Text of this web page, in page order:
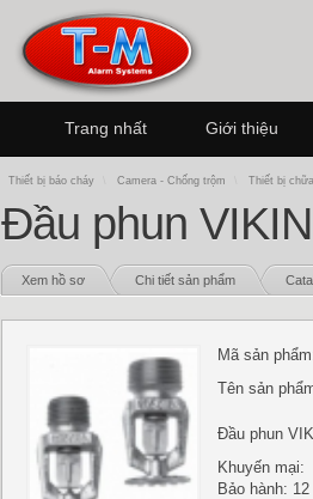
Trang nhất Giới thiệu
Thiết bị báo cháy Camera - Chống trộm Thiết bị
Đầu phun
Xem hồ sơ Chi tiết sản phẩm
Mã sản
Tên sản
Đầu phun
Khuyến mại:
Bảo hành: